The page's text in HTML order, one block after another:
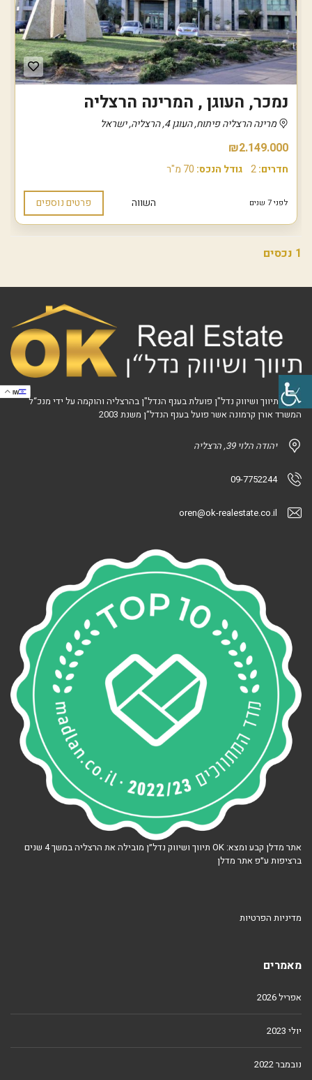
נמכר, העוגן , המרינה הרצליה
מרינה הרצליה פיתוח, העוגן 4, הרצליה, ישראל
₪2.149.000
חדרים:2 גודל הנכס: 70 מ"ר
לפני 7 שנים השווה פרטים נוספים
1 נכסים
אוקי - תיווך ושיווק נדל"ן פועלת בענף הנדל"ן בהרצליה והוקמה על ידי מנכ“ל
המשרד אורן קרמונה אשר פועל בענף הנדל“ן משנת 2003
יהודה הלוי 39, הרצליה
09-7752244
oren@ok-realestate.co.il
אתר מדלן קבע ומצא: OK תיווך ושיווק נדל״ן מובילה את הרצליה במשך 4 שנים
ברציפות ע״פ אתר מדלן
מדיניות הפרטיות
מאמרים
אפריל 2026
יולי 2023
נובמבר 2022
IW